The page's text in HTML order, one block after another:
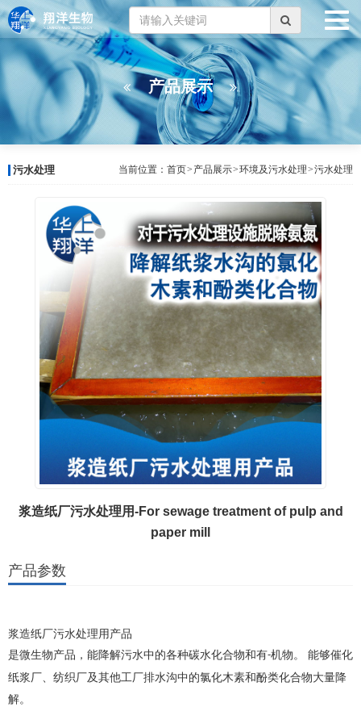
产品展示
污水处理 当前位置： 首页> 产品展示>环境及污水处理>污水处理
浆造纸厂污水处理用-For sewage treatment of pulp and
paper mill
产品参数
浆造纸厂污水处理用产品
是微生物产品，能降解污水中的各种碳水化合物和有-机物。
能够催化
纸浆厂、纺织厂及其他工厂排水沟中的氯化木素和酚类化合物大量降
解。